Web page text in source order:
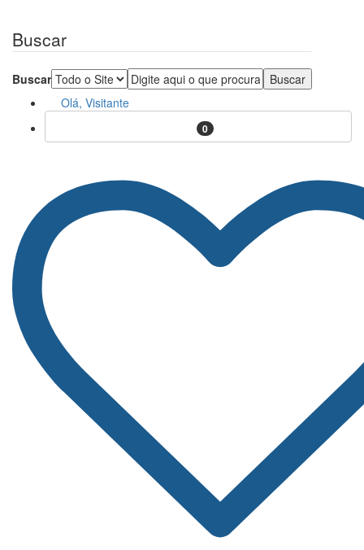
Buscar
Buscar
Olá, Visitante
0